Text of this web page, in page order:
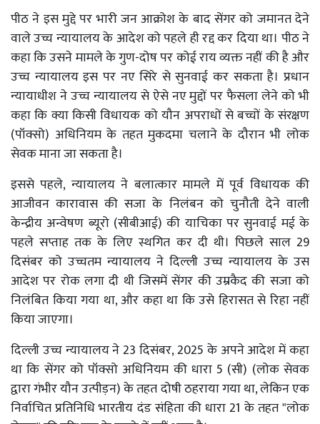
पीठ ने इस मुद्दे पर भारी जन आक्रोश के बाद सेंगर को जमानत देने
वाले उच्च न्यायालय के आदेश को पहले ही रद्द कर दिया था। पीठ ने
कहा कि उसने मामले के गुण-दोष पर कोई राय व्यक्त नहीं की है और
उच्च न्यायालय इस पर नए सिरे से सुनवाई कर सकता है। प्रधान
न्यायाधीश ने उच्च न्यायालय से ऐसे नए मुद्दों पर फैसला लेने को भी
कहा कि क्या किसी विधायक को यौन अपराधों से बच्चों के संरक्षण
(पॉक्सो) अधिनियम के तहत मुकदमा चलाने के दौरान भी लोक
सेवक माना जा सकता है।
इससे पहले, न्यायालय ने बलात्कार मामले में पूर्व विधायक की
आजीवन कारावास की सजा के निलंबन को चुनौती देने वाली
केन्द्रीय अन्वेषण ब्यूरो (सीबीआई) की याचिका पर सुनवाई मई के
पहले सप्ताह तक के लिए स्थगित कर दी थी। पिछले साल 29
दिसंबर को उच्चतम न्यायालय ने दिल्ली उच्च न्यायालय के उस
आदेश पर रोक लगा दी थी जिसमें सेंगर की उम्रकैद की सजा को
निलंबित किया गया था, और कहा था कि उसे हिरासत से रिहा नहीं
किया जाएगा।
दिल्ली उच्च न्यायालय ने 23 दिसंबर, 2025 के अपने आदेश में कहा
था कि सेंगर को पॉक्सो अधिनियम की धारा 5 (सी) (लोक सेवक
द्वारा गंभीर यौन उत्पीड़न) के तहत दोषी ठहराया गया था, लेकिन एक
निर्वाचित प्रतिनिधि भारतीय दंड संहिता की धारा 21 के तहत "लोक